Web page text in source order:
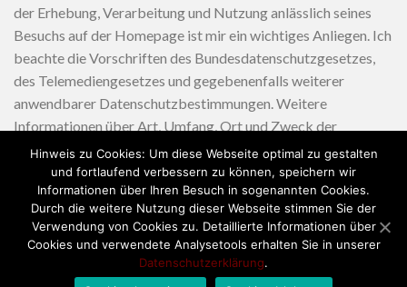
der Erhebung, Verarbeitung und Nutzung anlässlich seines
Besuchs auf der Homepage ist mir ein wichtiges Anliegen. Ich
beachte die Vorschriften des Bundesdatenschutzgesetzes,
des Telemediengesetzes und gegebenenfalls weiterer
anwendbarer Datenschutzbestimmungen. Weitere
Informationen über Art, Umfang, Ort und Zweck der
Erhebung, Verarbeitung und Nutzung der erhobenen Daten
finden sich in der Datenschutzerklärung, die über den Link
Datenschutz jederzeit zu erreichen ist.
Hinweis zu Cookies: Um diese Webseite optimal zu gestalten
und fortlaufend verbessern zu können, speichern wir
Informationen über Ihren Besuch in sogenannten Cookies.
Durch die weitere Nutzung dieser Webseite stimmen Sie der
Verwendung von Cookies zu. Detaillierte Informationen über
Cookies und verwendete Analysetools erhalten Sie in unserer
Datenschutzerklärung.